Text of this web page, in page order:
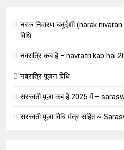
नरक निवारण चतुर्दशी (narak
विधि
नवरात्रि कब है – navratri kab hai
नवरात्रि पूजन विधि
सरस्वती पूजा कब है 2025 में –
सरस्वती पूजा विधि मंत्र सहित ~